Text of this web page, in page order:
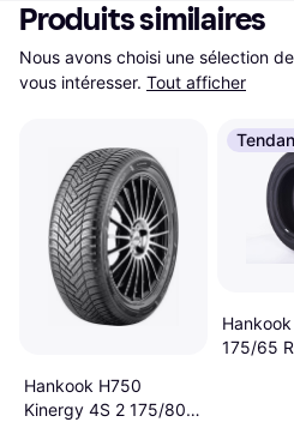
Produits similaires
Nous avons choisi une sélection
vous intéresser. Tout afficher
Hankook H750
Kinergy 4S 2 175/80
175/65